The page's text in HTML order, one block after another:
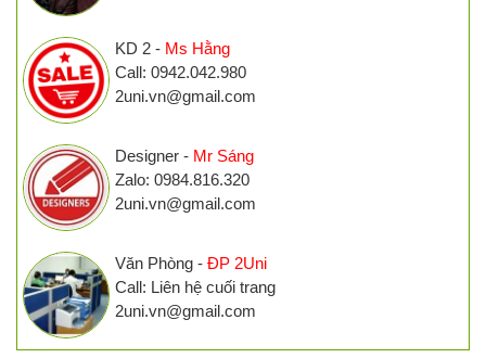
KD 2 - Ms Hằng
Call: 0942.042.980
2uni.vn@gmail.com
Designer - Mr Sáng
Zalo: 0984.816.320
2uni.vn@gmail.com
Văn Phòng - ĐP 2Uni
Call: Liên hệ cuối trang
2uni.vn@gmail.com